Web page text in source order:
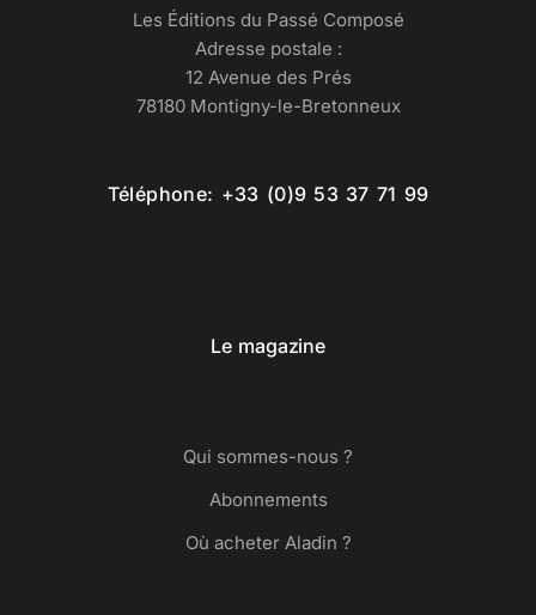
Les Éditions du Passé Composé
Adresse postale :
12 Avenue des Prés
78180 Montigny-le-Bretonneux
Téléphone: +33 (0)9 53 37 71 99
Le magazine
Qui sommes-nous ?
Abonnements
Où acheter Aladin ?